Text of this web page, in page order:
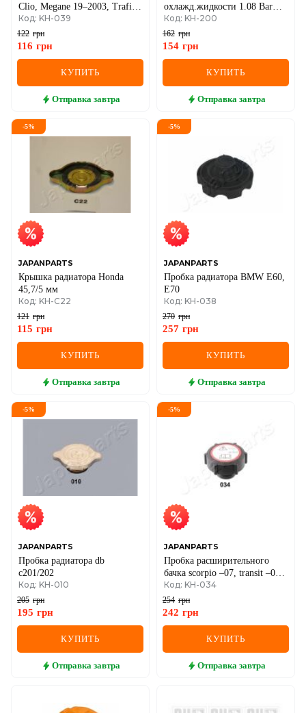
Clio, Megane 19–2003, Trafic
97–
Код: KH-039
122 грн
116 грн
КУПИТЬ
Отправка завтра
охлажд.жидкости 1.08 Bar
Auris,Avensis,Corolla,Land
Cruiser,Lexus,Subaru
Код: KH-200
162 грн
154 грн
КУПИТЬ
Отправка завтра
-5%
JAPANPARTS
Крышка радиатора Honda
45,7/5 мм
Код: KH-C22
121 грн
115 грн
КУПИТЬ
Отправка завтра
-5%
JAPANPARTS
Пробка радиатора BMW E60,
E70
Код: KH-038
270 грн
257 грн
КУПИТЬ
Отправка завтра
-5%
JAPANPARTS
Пробка радиатора db
c201/202
Код: KH-010
205 грн
195 грн
КУПИТЬ
Отправка завтра
-5%
JAPANPARTS
Пробка расширительного
бачка scorpio –07, transit –06.
(1.2bar)
Код: KH-034
254 грн
242 грн
КУПИТЬ
Отправка завтра